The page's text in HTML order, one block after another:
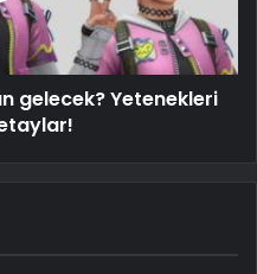
gelecek? Yetenekleri